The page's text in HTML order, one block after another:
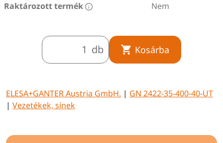
Raktározott termék
Nem
db Kosárba
ELESA+GANTER Austria GmbH. | GN 2422-35-400-40-UT
| Vezetékek, sínek